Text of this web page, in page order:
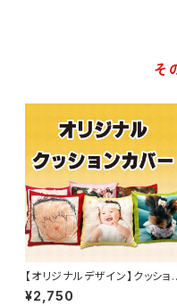
そ
【オリジナルデザイン】クッショ
カバー
¥2,750